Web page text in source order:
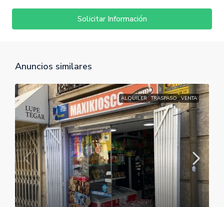
Solicitar Información
Anuncios similares
ALQUILER TRASPASO VENTA